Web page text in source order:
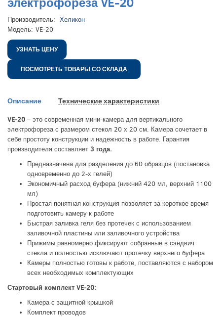
Производитель: Хеликон
Модель: VE-20
УЗНАТЬ ЦЕНУ
ПОСМОТРЕТЬ ТОВАРЫ СО СКЛАДА
Описание Технические характеристики
VE-20 – это современная мини-камера для вертикального
электрофореза с размером стекол 20 х 20 см. Камера сочетает в
себе простоту конструкции и надежность в работе. Гарантия
производителя составляет 3 года.
Предназначена для разделения до 60 образцов (постановка
одновременно до 2-х гелей)
Экономичный расход буфера (нижний 420 мл, верхний 1100
мл)
Простая понятная конструкция позволяет за короткое время
подготовить камеру к работе
Быстрая заливка геля без протечек с использованием
заливочной пластины или заливочного устройства
Прижимы равномерно фиксируют собранные в сэндвич
стекла и полностью исключают протечку верхнего буфера
Камеры полностью готовы к работе, поставляются с набором
всех необходимых комплектующих
Стартовый комплект VE-20:
Камера с защитной крышкой
Комплект проводов